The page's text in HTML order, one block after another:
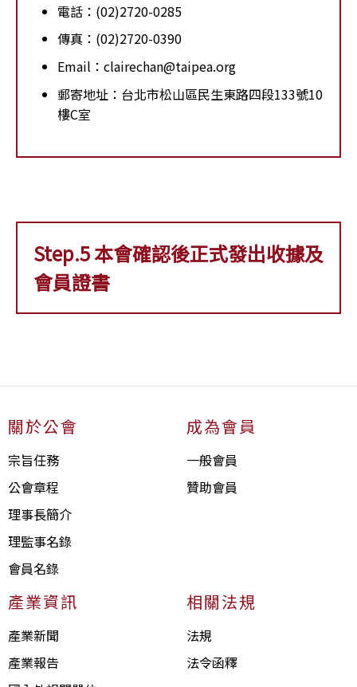
電話：(02)2720-0285
傳真：(02)2720-0390
Email：clairechan@taipea.org
郵寄地址：台北市松山區民生東路四段133號10
樓C室
Step.5 本會確認後正式發出收據及
會員證書
關於公會
宗旨任務
公會章程
理事長簡介
理監事名錄
會員名錄
成為會員
一般會員
贊助會員
產業資訊
產業新聞
產業報告
相關法規
法規
法令函釋